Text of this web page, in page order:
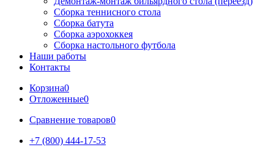
Сборка теннисного стола
Сборка батута
Сборка аэрохоккея
Сборка настольного футбола
Наши работы
Контакты
Корзина0
Отложенные0
Сравнение товаров0
+7 (800) 444-17-53